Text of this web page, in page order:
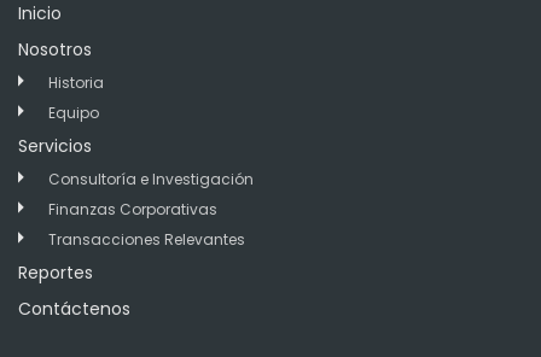
Inicio
Nosotros
Historia
Equipo
Servicios
Consultoría e Investigación
Finanzas Corporativas
Transacciones Relevantes
Reportes
Contáctenos